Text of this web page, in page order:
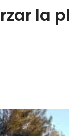
la